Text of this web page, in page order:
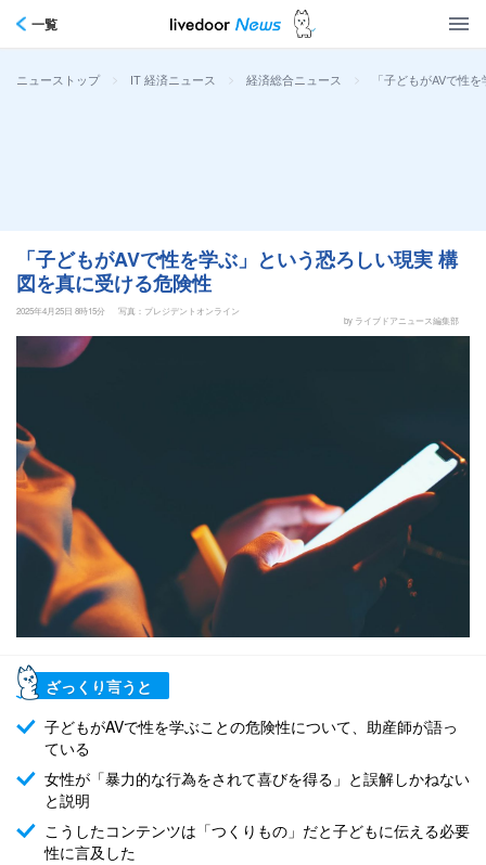
一覧
ニューストップ > IT 経済ニュース > 経済総合ニュース > 「子どもがAVで性
「子どもがAVで性を学ぶ」という恐ろしい現実 構
図を真に受ける危険性
2025年4月25日 8時15分
写真：プレジデントオンライン
by ライブドアニュース編集部
ざっくり言うと
子どもがAVで性を学ぶことの危険性について、助産師が語っ
ている
女性が「暴力的な行為をされて喜びを得る」と誤解しかねない
と説明
こうしたコンテンツは「つくりもの」だと子どもに伝える必要
性に言及した